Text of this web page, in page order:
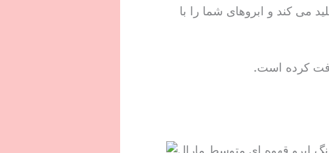
می کند و ابروهای شما را با
کرده است.